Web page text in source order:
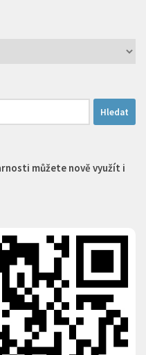
můžete nově využít i